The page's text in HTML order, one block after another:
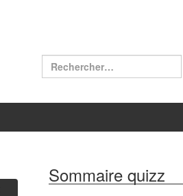
Rechercher :
Sommaire quizz